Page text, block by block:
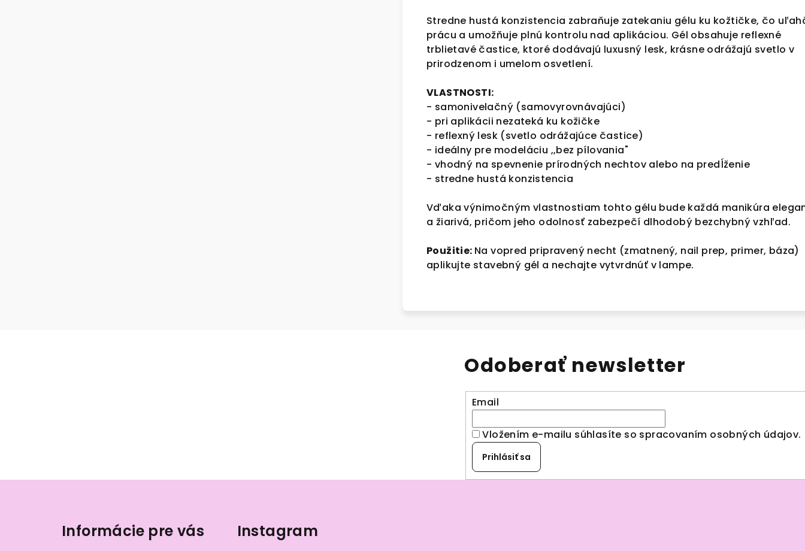
Stredne hustá konzistencia zabraňuje zatekaniu gélu ku kožtičke, čo
prácu a umožňuje plnú kontrolu nad aplikáciou. Gél obsahuje reflexné
trblietavé častice, ktoré dodávajú luxusný lesk, krásne odrážajú svetlo v
prirodzenom i umelom osvetlení.
VLASTNOSTI:
- samonivelačný (samovyrovnávajúci)
- pri aplikácii nezateká ku kožičke
- reflexný lesk (svetlo odrážajúce častice)
- ideálny pre modeláciu ,,bez pílovania"
- vhodný na spevnenie prírodných nechtov alebo na predĺženie
- stredne hustá konzistencia
Vďaka výnimočným vlastnostiam tohto gélu bude každá manikúra
a žiarivá, pričom jeho odolnosť zabezpečí dlhodobý bezchybný vzhľad.
Použitie: Na vopred pripravený necht (zmatnený, nail prep, primer, báza)
aplikujte stavebný gél a nechajte vytvrdnúť v lampe.
Odoberať newsletter
Email
Vložením e-mailu súhlasíte so spracovaním osobných údajov.
Prihlásiť sa
Informácie pre vás Instagram